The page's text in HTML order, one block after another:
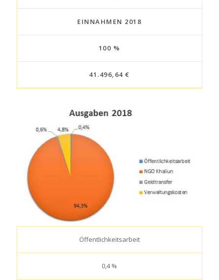
EINNAHMEN 2018
100 %
41.496,64 €
Öffentlichkeitsarbeit
0,4 %